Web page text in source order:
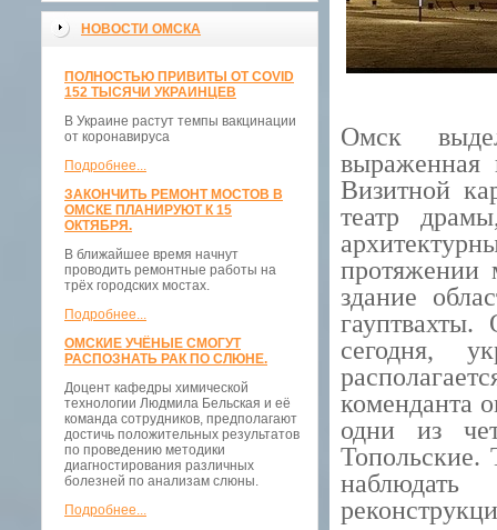
НОВОСТИ ОМСКА
ПОЛНОСТЬЮ ПРИВИТЫ ОТ COVID
152 ТЫСЯЧИ УКРАИНЦЕВ
В Украине растут темпы вакцинации
от коронавируса
Подробнее...
ЗАКОНЧИТЬ РЕМОНТ МОСТОВ В
ОМСКЕ ПЛАНИРУЮТ К 15
ОКТЯБРЯ.
В ближайшее время начнут
проводить ремонтные работы на
трёх городских мостах.
Подробнее...
ОМСКИЕ УЧЁНЫЕ СМОГУТ
РАСПОЗНАТЬ РАК ПО СЛЮНЕ.
Доцент кафедры химической
технологии Людмила Бельская и её
команда сотрудников, предполагают
достичь положительных результатов
по проведению методики
диагностирования различных
болезней по анализам слюны.
Подробнее...
Омск
выраженная
Визитной
театр
протяжении
здание
сегодня,
коменданта
одни из
Топольские.
наблюдать